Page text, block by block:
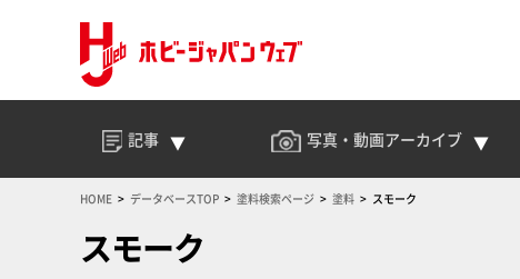
記事 写真・動画アーカイブ
HOME データベースTOP 塗料検索ページ 塗料 スモーク
スモーク